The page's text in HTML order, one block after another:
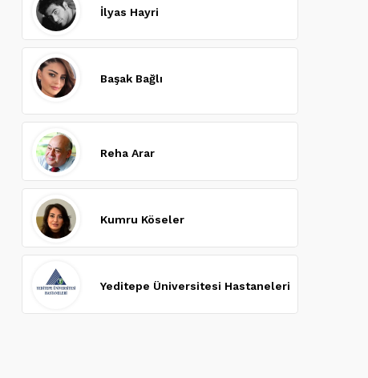
İlyas Hayri
Başak Bağlı
Reha Arar
Kumru Köseler
Yeditepe Üniversitesi Hastaneleri